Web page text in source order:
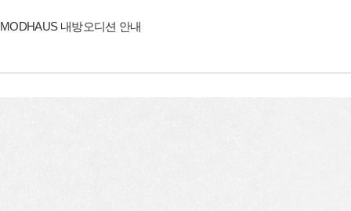
MODHAUS 내방오디션 안내